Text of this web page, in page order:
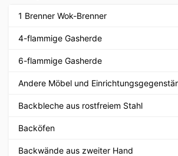
1 Brenner Wok-Brenner
4-flammige Gasherde
6-flammige Gasherde
Andere Möbel und
Backbleche aus rostfreiem Stahl
Backöfen
Backwände aus zweiter Hand